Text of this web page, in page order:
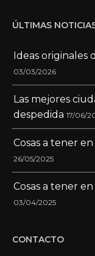
ÚLTIMAS
Ideas originales
03/03/2026
Las mejores
despedida 17/06/
Cosas a tener
26/05/2025
Cosas a tener
03/04/2025
CONTACTO